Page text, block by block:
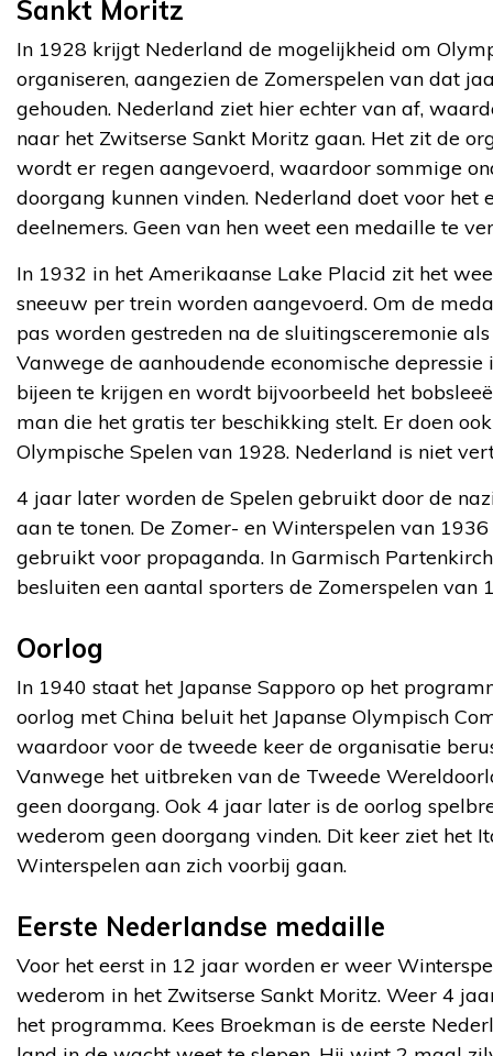
Sankt Moritz
In 1928 krijgt Nederland de mogelijkheid om
organiseren, aangezien de Zomerspelen van dat
gehouden. Nederland ziet hier echter van af,
naar het Zwitserse Sankt Moritz gaan. Het zit de
wordt er regen aangevoerd, waardoor sommige
doorgang kunnen vinden. Nederland doet voor het
deelnemers. Geen van hen weet een medaille te
In 1932 in het Amerikaanse Lake Placid zit het
sneeuw per trein worden aangevoerd. Om de
pas worden gestreden na de sluitingsceremonie
Vanwege de aanhoudende economische
bijeen te krijgen en wordt bijvoorbeeld het
man die het gratis ter beschikking stelt. Er doen
Olympische Spelen van 1928. Nederland is niet
4 jaar later worden de Spelen gebruikt door de
aan te tonen. De Zomer- en Winterspelen van
gebruikt voor propaganda. In Garmisch
besluiten een aantal sporters de Zomerspelen van
Oorlog
In 1940 staat het Japanse Sapporo op het
oorlog met China beluit het Japanse Olympisch
waardoor voor de tweede keer de organisatie
Vanwege het uitbreken van de Tweede
geen doorgang. Ook 4 jaar later is de oorlog
wederom geen doorgang vinden. Dit keer ziet het
Winterspelen aan zich voorbij gaan.
Eerste Nederlandse medaille
Voor het eerst in 12 jaar worden er weer
wederom in het Zwitserse Sankt Moritz. Weer 4
het programma. Kees Broekman is de eerste